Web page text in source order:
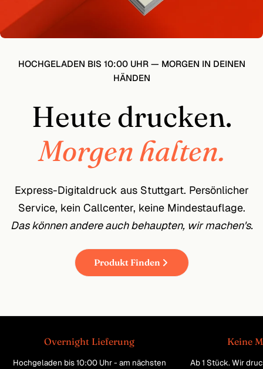
HOCHGELADEN BIS 10:00 UHR — MORGEN IN DEINEN
HÄNDEN
Heute drucken.
Morgen halten.
Express-Digitaldruck aus Stuttgart. Persönlicher
Service, kein Callcenter, keine Mindestauflage.
Das können andere auch behaupten, wir machen's.
Produkt Finden
Overnight Lieferung
Hochgeladen bis 10:00 Uhr - am nächsten
Keine
Ab 1 Stück. Wir